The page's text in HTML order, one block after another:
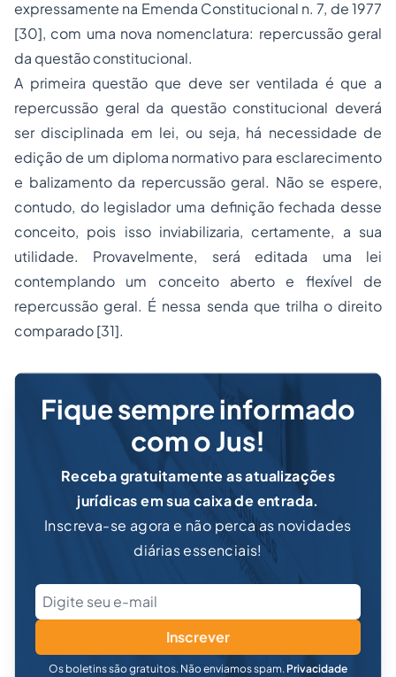
expressamente na Emenda Constitucional n. 7, de 1977
[30], com uma nova nomenclatura: repercussão geral
da questão constitucional.
A primeira questão que deve ser ventilada é que a
repercussão geral da questão constitucional deverá
ser disciplinada em lei, ou seja, há necessidade de
edição de um diploma normativo para esclarecimento
e balizamento da repercussão geral. Não se espere,
contudo, do legislador uma definição fechada desse
conceito, pois isso inviabilizaria, certamente, a sua
utilidade. Provavelmente, será editada uma lei
contemplando um conceito aberto e flexível de
repercussão geral. É nessa senda que trilha o direito
comparado [31].
Fique sempre informado
com o Jus!
Receba gratuitamente as atualizações
jurídicas em sua caixa de entrada.
Inscreva-se agora e não perca as novidades
diárias essenciais!
Inscrever
Os boletins são gratuitos. Não enviamos spam. Privacidade